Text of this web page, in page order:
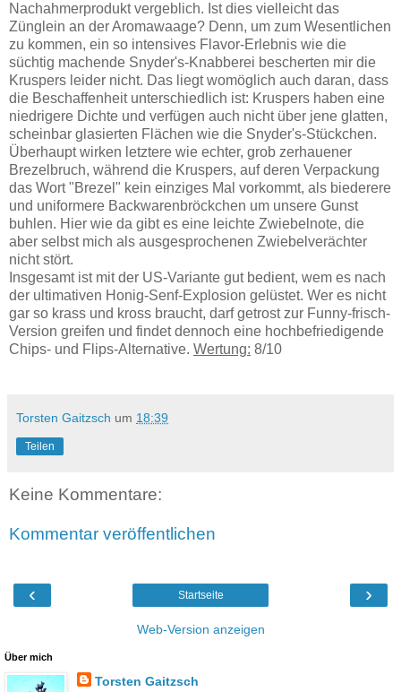
Nachahmerprodukt vergeblich. Ist dies vielleicht das
Zünglein an der Aromawaage? Denn, um zum Wesentlichen
zu kommen, ein so intensives Flavor-Erlebnis wie die
süchtig machende Snyder's-Knabberei bescherten mir die
Kruspers leider nicht. Das liegt womöglich auch daran, dass
die Beschaffenheit unterschiedlich ist: Kruspers haben eine
niedrigere Dichte und verfügen auch nicht über jene glatten,
scheinbar glasierten Flächen wie die Snyder's-Stückchen.
Überhaupt wirken letztere wie echter, grob zerhauener
Brezelbruch, während die Kruspers, auf deren Verpackung
das Wort "Brezel" kein einziges Mal vorkommt, als biederere
und uniformere Backwarenbröckchen um unsere Gunst
buhlen. Hier wie da gibt es eine leichte Zwiebelnote, die
aber selbst mich als ausgesprochenen Zwiebelverächter
nicht stört.
Insgesamt ist mit der US-Variante gut bedient, wem es nach
der ultimativen Honig-Senf-Explosion gelüstet. Wer es nicht
gar so krass und kross braucht, darf getrost zur Funny-frisch-
Version greifen und findet dennoch eine hochbefriedigende
Chips- und Flips-Alternative. Wertung: 8/10
Torsten Gaitzsch um 18:39
Teilen
Keine Kommentare:
Kommentar veröffentlichen
‹ ›
Startseite
Web-Version anzeigen
Über mich
Torsten Gaitzsch